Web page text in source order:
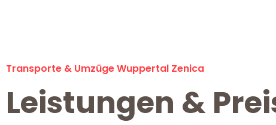
Transporte & Umzüge Wuppertal Zenica
Leistungen &